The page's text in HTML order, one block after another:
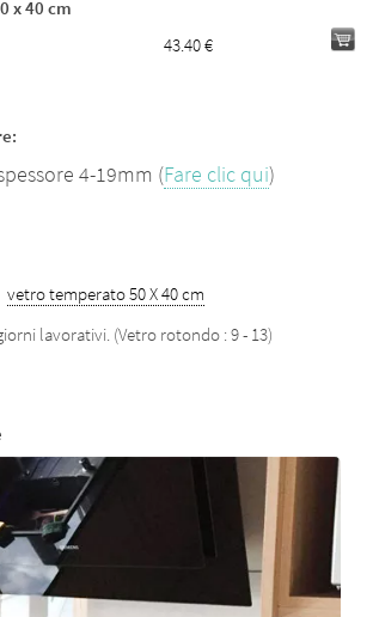
x 40 cm
43.40 €
4-19mm (Fare clic qui)
vetro temperato 50 X 40 cm
lavorativi. (Vetro rotondo : 9 - 13)